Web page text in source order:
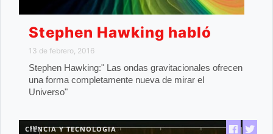
Stephen Hawking habló
13 de febrero, 2016
Stephen Hawking:" Las ondas gravitacionales ofrecen
una forma completamente nueva de mirar el
Universo"
CIENCIA Y TECNOLOGIA